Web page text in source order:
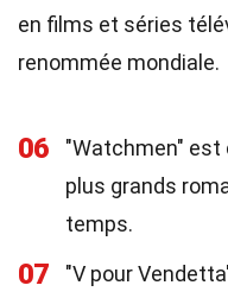
en films et séries
renommée mondiale.
06
"Watchmen" est
plus grands
temps.
07
"V pour